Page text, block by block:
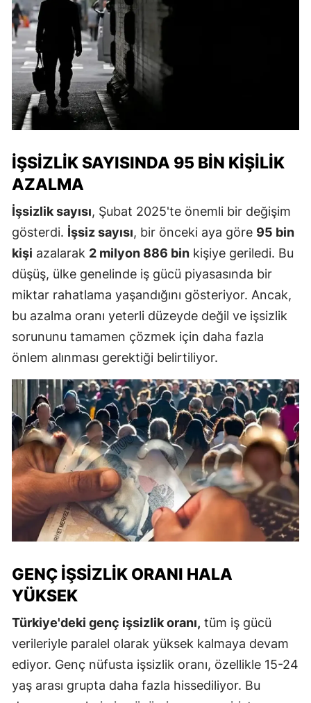
İŞSIZLIK SAYISINDA 95 BIN KIŞILIK
AZALMA
İşsizlik sayısı, Şubat 2025'te önemli bir değişim
gösterdi. İşsiz sayısı, bir önceki aya göre 95 bin
kişi azalarak 2 milyon 886 bin kişiye geriledi. Bu
düşüş, ülke genelinde iş gücü piyasasında bir
miktar rahatlama yaşandığını gösteriyor. Ancak,
bu azalma oranı yeterli düzeyde değil ve işsizlik
sorununu tamamen çözmek için daha fazla
önlem alınması gerektiği belirtiliyor.
GENÇ İŞSIZLIK ORANI HALA
YÜKSEK
Türkiye'deki genç işsizlik oranı, tüm iş gücü
verileriyle paralel olarak yüksek kalmaya devam
ediyor. Genç nüfusta işsizlik oranı, özellikle 15-24
yaş arası grupta daha fazla hissediliyor. Bu